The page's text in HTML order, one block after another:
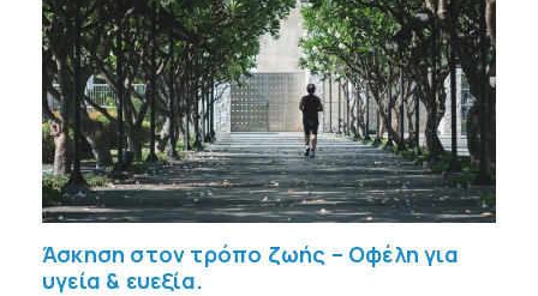
Άσκηση στον τρόπο ζωής – Οφέλη για
υγεία & ευεξία.